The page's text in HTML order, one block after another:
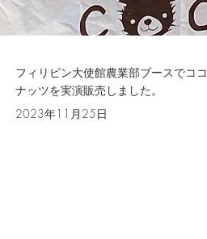
フィリピン大使館農業部ブースでココ
ナッツを実演販売しました。
2023年11月25日